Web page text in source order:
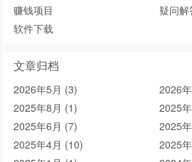
赚钱项目
疑问解
软件下载
文章归档
2026年5月 (3)
2026
2025年8月 (1)
2025
2025年6月 (7)
2025
2025年4月 (10)
2025